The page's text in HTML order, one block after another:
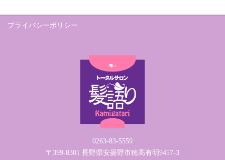
記
事
プライバシーポリシー
0263-83-5559
〒399-8301 長野県安曇野市穂高有明9457-3